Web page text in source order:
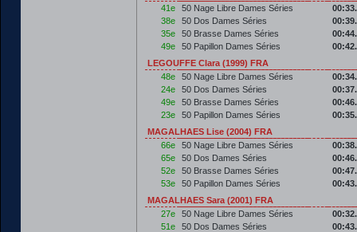
41e
50 Nage Libre Dames Séries
38e
50 Dos Dames Séries
35e
50 Brasse Dames Séries
49e
50 Papillon Dames Séries
LEGOUFFE Clara (1999) FRA
48e
50 Nage Libre Dames Séries
24e
50 Dos Dames Séries
49e
50 Brasse Dames Séries
23e
50 Papillon Dames Séries
MAGALHAES Lise (2004) FRA
66e
50 Nage Libre Dames Séries
65e
50 Dos Dames Séries
52e
50 Brasse Dames Séries
53e
50 Papillon Dames Séries
MAGALHAES Sara (2001) FRA
27e
50 Nage Libre Dames Séries
51e
50 Dos Dames Séries